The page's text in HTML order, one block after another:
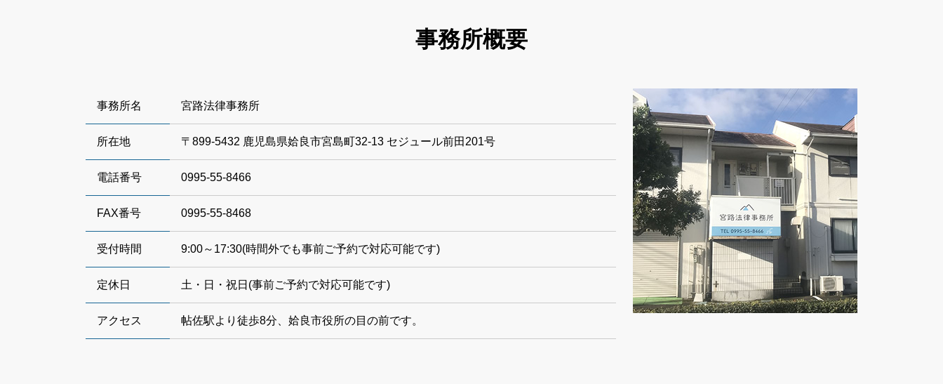
事務所概要
事務所名 宮路法律事務所
所在地 〒899-5432 鹿児島県姶良市宮島町32-13 セジュール前田201号
電話番号 0995-55-8466
FAX番号 0995-55-8468
受付時間 9:00～17:30(時間外でも事前ご予約で対応可能です)
定休日 土・日・祝日(事前ご予約で対応可能です)
アクセス 帖佐駅より徒歩8分、姶良市役所の目の前です。